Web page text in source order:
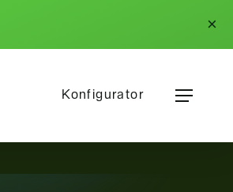
×
Konfigurator Menu